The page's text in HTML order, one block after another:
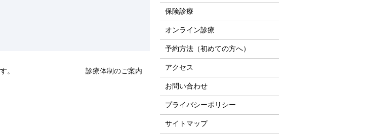
。 診療体制のご案内
保険診療
オンライン診療
予約方法（初めての方へ）
アクセス
お問い合わせ
プライバシーポリシー
サイトマップ